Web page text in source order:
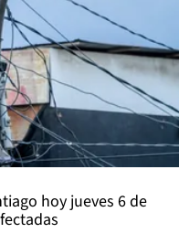
hoy jueves 6 de